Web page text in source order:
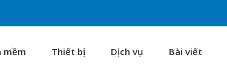
mềm Thiết bị Dịch vụ Bài viết